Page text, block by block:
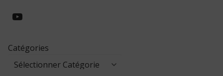
https://www.youtube.com/
Catégories